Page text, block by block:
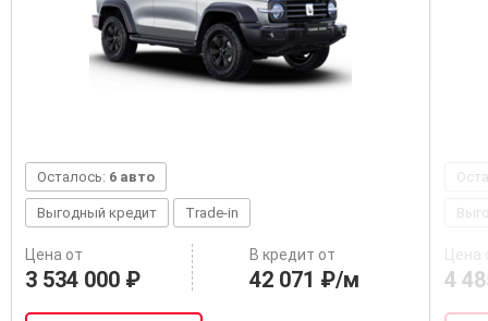
Осталось: 6 авто
Выгодный кредит Trade-in
Цена от
3 534 000 ₽
В кредит от
42 071 ₽/м
Цена
4